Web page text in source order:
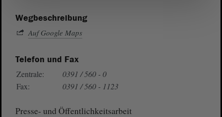
Wegbeschreibung
Auf Google Maps
Telefon und Fax
Zentrale:
0391 / 560 - 0
Fax:
0391 / 560 - 1123
Presse- und Öffentlichkeitsarbeit